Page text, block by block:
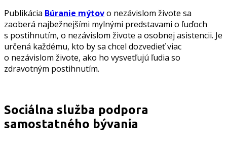
Publikácia Búranie mýtovo nezávislom živote sa
zaoberá najbežnejšími mylnými predstavami o ľuďoch
s postihnutím, o nezávislom živote a osobnej asistencii. Je
určená každému, kto by sa chcel dozvedieť viac
o nezávislom živote, ako ho vysvetľujú ľudia so
zdravotným postihnutím.
Sociálna služba podpora
samostatného bývania